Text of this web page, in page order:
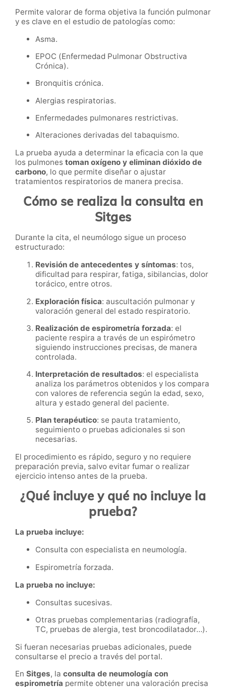
Permite valorar de forma objetiva la función pulmonar
y es clave en el estudio de patologías como:
Asma.
EPOC (Enfermedad Pulmonar Obstructiva
Crónica).
Bronquitis crónica.
Alergias respiratorias.
Enfermedades pulmonares restrictivas.
Alteraciones derivadas del tabaquismo.
La prueba ayuda a determinar la eficacia con la que
los pulmones toman oxígeno y eliminan dióxido de
carbono, lo que permite diseñar o ajustar
tratamientos respiratorios de manera precisa.
Cómo se realiza la consulta en
Sitges
Durante la cita, el neumólogo sigue un proceso
estructurado:
Revisión de antecedentes y síntomas: tos,
dificultad para respirar, fatiga, sibilancias, dolor
torácico, entre otros.
Exploración física: auscultación pulmonar y
valoración general del estado respiratorio.
Realización de espirometría forzada: el
paciente respira a través de un espirómetro
siguiendo instrucciones precisas, de manera
controlada.
Interpretación de resultados: el especialista
analiza los parámetros obtenidos y los compara
con valores de referencia según la edad, sexo,
altura y estado general del paciente.
Plan terapéutico: se pauta tratamiento,
seguimiento o pruebas adicionales si son
necesarias.
El procedimiento es rápido, seguro y no requiere
preparación previa, salvo evitar fumar o realizar
ejercicio intenso antes de la prueba.
¿Qué incluye y qué no incluye la
prueba?
La prueba incluye:
Consulta con especialista en neumología.
Espirometría forzada.
La prueba no incluye:
Consultas sucesivas.
Otras pruebas complementarias (radiografía,
TC, pruebas de alergia, test broncodilatador…).
Si fueran necesarias pruebas adicionales, puede
consultarse el precio a través del portal.
En Sitges, la consulta de neumología con
espirometría permite obtener una valoración precisa